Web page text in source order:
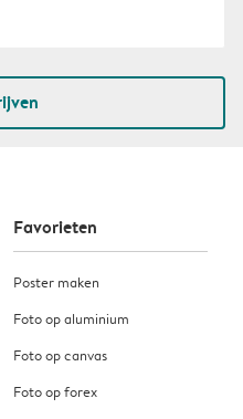
Favorieten
Poster maken
Foto op aluminium
Foto op canvas
Foto op forex